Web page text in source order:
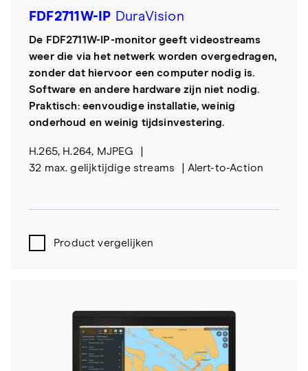
FDF2711W-IP DuraVision
De FDF2711W-IP-monitor geeft videostreams
weer die via het netwerk worden overgedragen,
zonder dat hiervoor een computer nodig is.
Software en andere hardware zijn niet nodig.
Praktisch: eenvoudige installatie, weinig
onderhoud en weinig tijdsinvestering.
H.265, H.264, MJPEG
32 max. gelijktijdige streams
Alert-to-Action
Product vergelijken